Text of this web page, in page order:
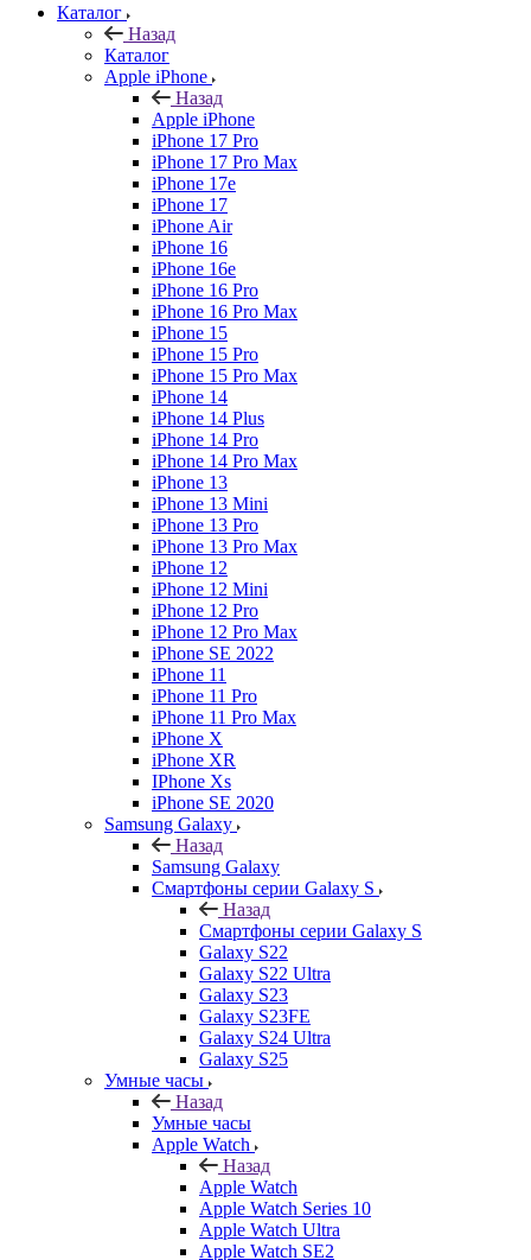
Каталог
Назад
Каталог
Apple iPhone
Назад
Apple iPhone
iPhone 17 Pro
iPhone 17 Pro Max
iPhone 17e
iPhone 17
iPhone Air
iPhone 16
iPhone 16e
iPhone 16 Pro
iPhone 16 Pro Max
iPhone 15
iPhone 15 Pro
iPhone 15 Pro Max
iPhone 14
iPhone 14 Plus
iPhone 14 Pro
iPhone 14 Pro Max
iPhone 13
iPhone 13 Mini
iPhone 13 Pro
iPhone 13 Pro Max
iPhone 12
iPhone 12 Mini
iPhone 12 Pro
iPhone 12 Pro Max
iPhone SE 2022
iPhone 11
iPhone 11 Pro
iPhone 11 Pro Max
iPhone X
iPhone XR
IPhone Xs
iPhone SE 2020
Samsung Galaxy
Назад
Samsung Galaxy
Смартфоны серии Galaxy S
Назад
Смартфоны серии Galaxy S
Galaxy S22
Galaxy S22 Ultra
Galaxy S23
Galaxy S23FE
Galaxy S24 Ultra
Galaxy S25
Умные часы
Назад
Умные часы
Apple Watch
Назад
Apple Watch
Apple Watch Series 10
Apple Watch Ultra
Apple Watch SE2